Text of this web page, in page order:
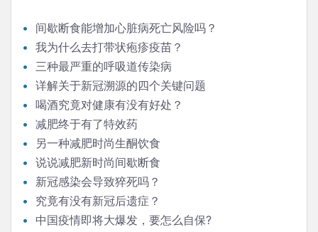
间歇断食能增加心脏病死亡风险吗？
我为什么去打带状疱疹疫苗？
三种最严重的呼吸道传染病
详解关于新冠溯源的四个关键问题
喝酒究竟对健康有没有好处？
减肥终于有了特效药
另一种减肥时尚生酮饮食
说说减肥新时尚间歇断食
新冠感染会导致猝死吗？
究竟有没有新冠后遗症？
中国疫情即将大爆发，要怎么自保?